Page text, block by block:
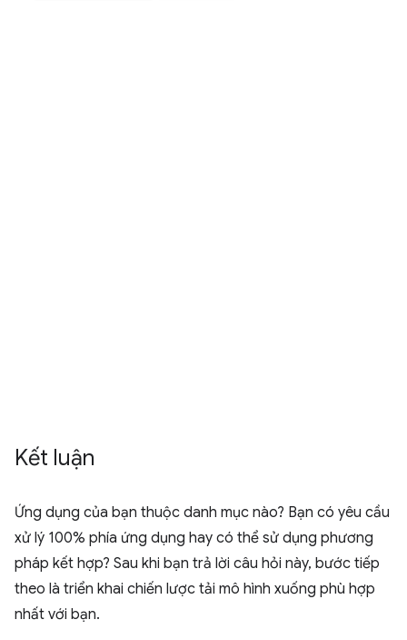
Kết luận
Ứng dụng của bạn thuộc danh mục nào? Bạn có yêu cầu
xử lý 100% phía ứng dụng hay có thể sử dụng phương
pháp kết hợp? Sau khi bạn trả lời câu hỏi này, bước tiếp
theo là triển khai chiến lược tải mô hình xuống phù hợp
nhất với bạn.